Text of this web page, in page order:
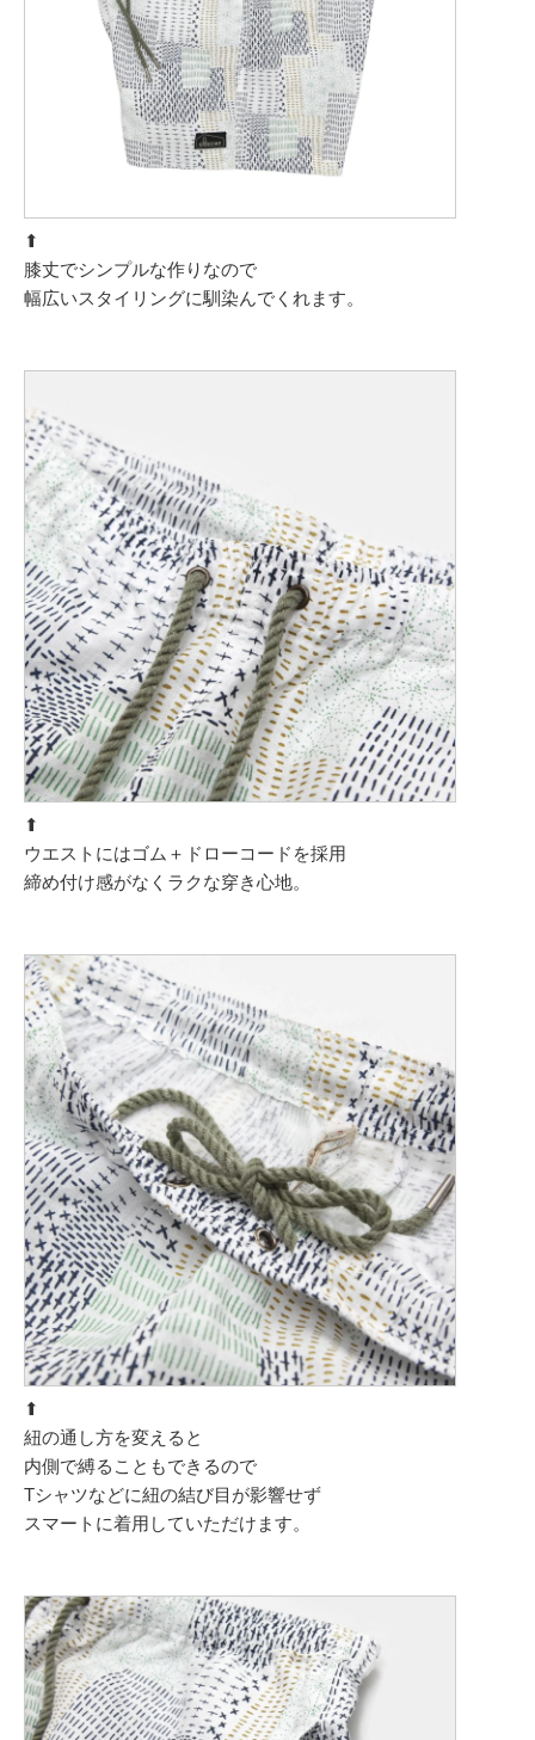
⬆︎
膝丈でシンプルな作りなので
幅広いスタイリングに馴染んでくれます。
⬆︎
ウエストにはゴム＋ドローコードを採用
締め付け感がなくラクな穿き心地。
⬆︎
紐の通し方を変えると
内側で縛ることもできるので
Tシャツなどに紐の結び目が影響せず
スマートに着用していただけます。